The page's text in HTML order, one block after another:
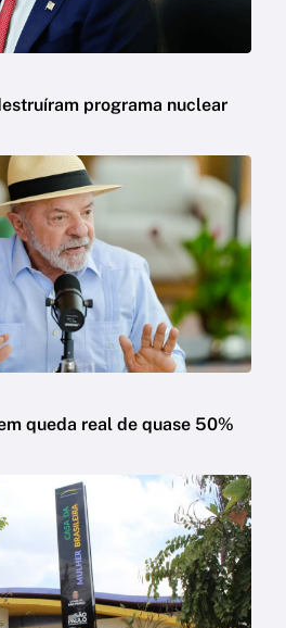
programa nuclear
queda real de quase 50%